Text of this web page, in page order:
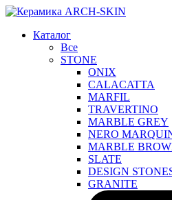
Каталог
Все
STONE
ONIX
CALACATTA
MARFIL
TRAVERTINO
MARBLE GREY
NERO
MARBLE
SLATE
DESIGN
GRANITE